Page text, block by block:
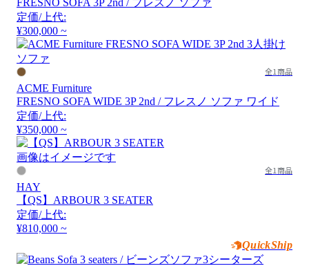
FRESNO SOFA 3P 2nd / フレスノ ソファ
定価/上代:
¥300,000 ~
全1商品
ACME Furniture
FRESNO SOFA WIDE 3P 2nd / フレスノ ソファ ワイド
定価/上代:
¥350,000 ~
画像はイメージです
全1商品
HAY
【QS】ARBOUR 3 SEATER
定価/上代:
¥810,000 ~
QuickShip